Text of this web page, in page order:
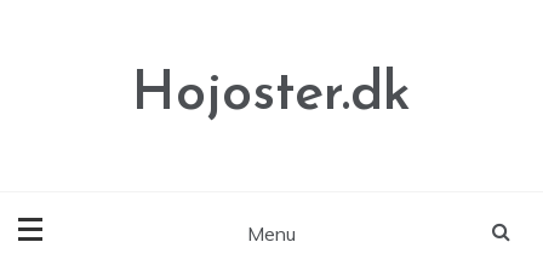
Hojoster.dk
Menu